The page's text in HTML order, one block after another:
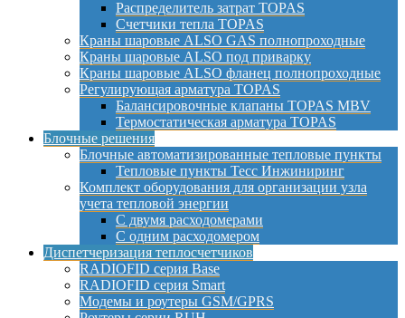
Распределитель затрат TOPAS
Счетчики тепла TOPAS
Краны шаровые ALSO GAS полнопроходные
Краны шаровые ALSO под приварку
Краны шаровые ALSO фланец полнопроходные
Регулирующая арматура TOPAS
Балансировочные клапаны TOPAS MBV
Термостатическая арматура TOPAS
Блочные решения
Блочные автоматизированные тепловые пункты
Тепловые пункты Тесс Инжиниринг
Комплект оборудования для организации узла
учета тепловой энергии
С двумя расходомерами
С одним расходомером
Диспетчеризация теплосчетчиков
RADIOFID серия Base
RADIOFID серия Smart
Модемы и роутеры GSM/GPRS